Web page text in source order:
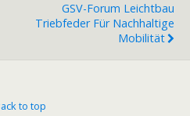
GSV-Forum Leichtbau
Triebfeder Für Nachhaltige
Mobilität
to top